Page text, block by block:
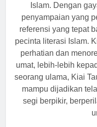
Islam. Dengan
penyampaian yang
referensi yang tepat
pecinta literasi Islam.
perhatian dan
umat, lebih-lebih
seorang ulama, Kiai
mampu dijadikan
segi berpikir,